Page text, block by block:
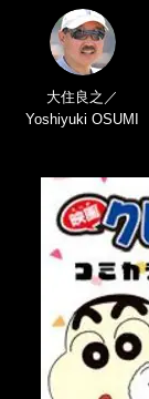
大住良之／
Yoshiyuki OSUMI